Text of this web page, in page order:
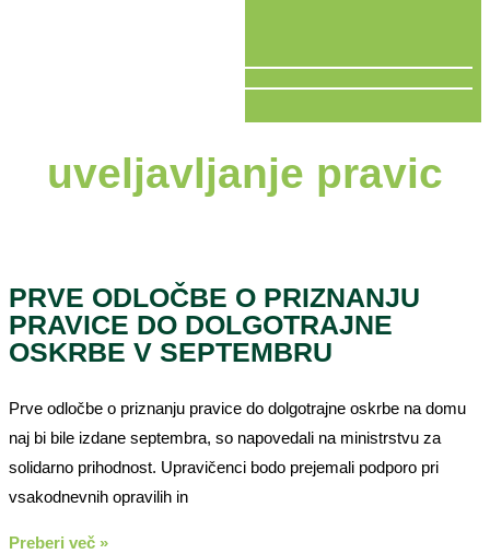
uveljavljanje pravic
PRVE ODLOČBE O PRIZNANJU
PRAVICE DO DOLGOTRAJNE
OSKRBE V SEPTEMBRU
Prve odločbe o priznanju pravice do dolgotrajne oskrbe na domu
naj bi bile izdane septembra, so napovedali na ministrstvu za
solidarno prihodnost. Upravičenci bodo prejemali podporo pri
vsakodnevnih opravilih in
Preberi več »